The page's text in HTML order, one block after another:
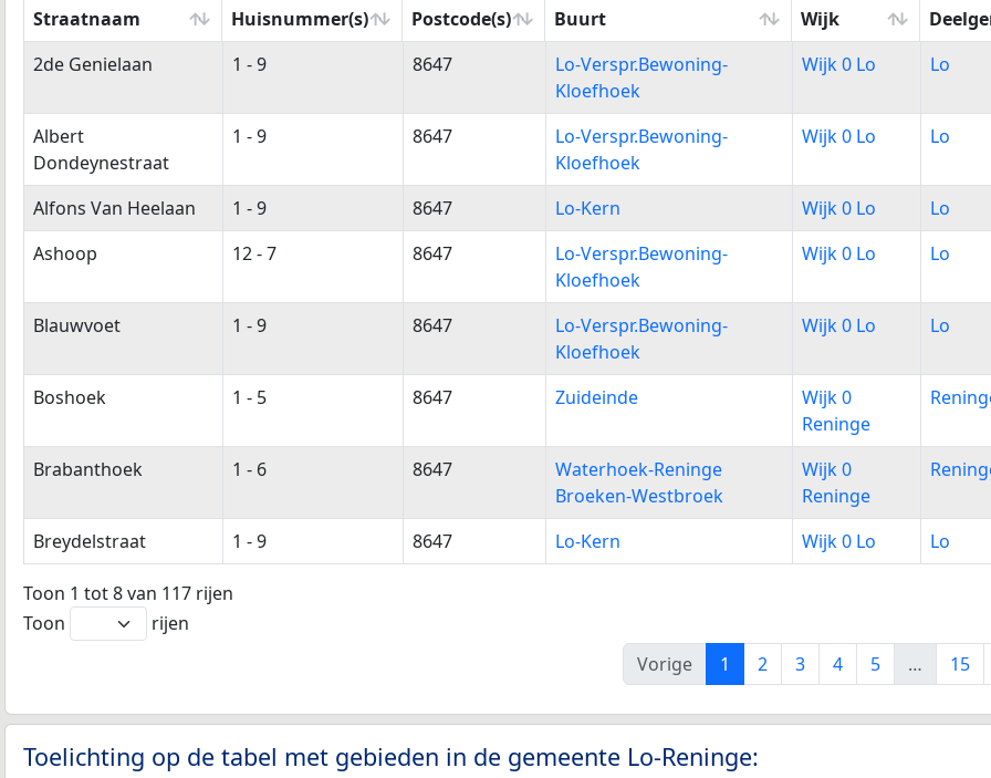
Straatnaam
Huisnummer(s) Postcode(s) Buurt Wijk
Straatnaam
Huisnummer(s) Postcode(s) Buurt Wijk
2de Genielaan 1 - 9 8647
Lo-Verspr.Bewoning-
Kloefhoek
Wijk 0 Lo Lo
Albert
Dondeynestraat
1 - 9 8647
Lo-Verspr.Bewoning-
Kloefhoek
Wijk 0 Lo Lo
Alfons Van Heelaan 1 - 9 8647 Lo-Kern Wijk 0 Lo
Lo
Ashoop
12 - 7 8647
Lo-Verspr.Bewoning-
Kloefhoek
Wijk 0 Lo Lo
Blauwvoet 1 - 9 8647
Lo-Verspr.Bewoning-
Kloefhoek
Wijk 0 Lo Lo
Boshoek 1 - 5 8647 Zuideinde
Wijk 0
Reninge
Brabanthoek 1 - 6 8647
Waterhoek-Reninge
Broeken-Westbroek
Wijk 0
Reninge
Breydelstraat 1 - 9 8647 Lo-Kern Wijk 0 Lo Lo
Toon 1 tot 8 van 117 rijen
Toon
rijen
Vorige
1 2 3 4 5 … 15
Toelichting op de tabel met gebieden in de gemeente Lo-Reninge: